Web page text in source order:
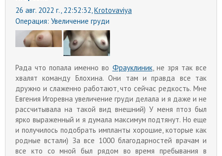
26 авг. 2022 г., 22:52:32, Krotovaviya
Операция: Увеличение груди
Рада что попала именно во Фрауклиник, не зря так все
хвалят команду Блохина. Они там и правда все так
дружно и слаженно работают, что сейчас редкость. Мне
Евгения Игоревна увеличение груди делала и я даже и не
рассчитывала на такой вид внешний) У меня птоз был
ярко выраженный и я думала максимум подтянут. Но еще
и получилось подобрать импланты хорошие, которые как
родные встали) За все 1000 благодарностей врачам и
все кто со мной был рядом во время пребывания в